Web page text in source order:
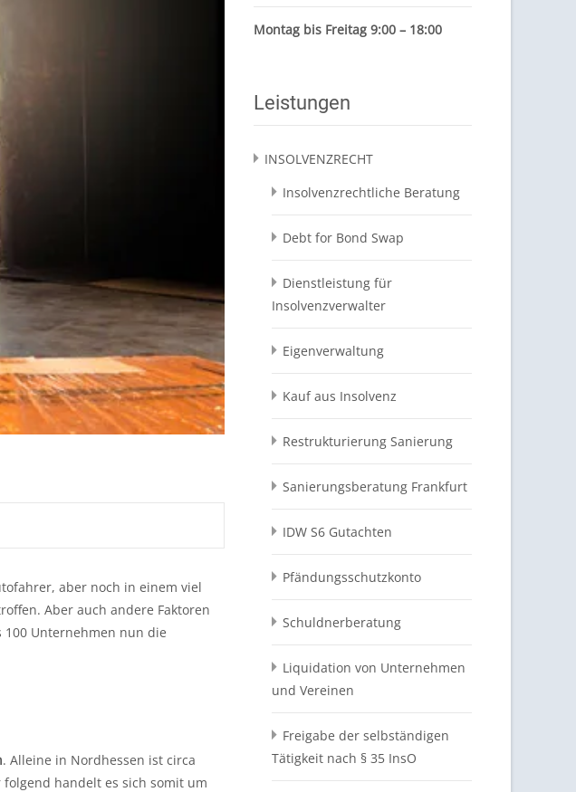
aber noch in einem viel
Aber auch andere Faktoren
Unternehmen nun die
. Alleine in Nordhessen ist circa
handelt es sich somit um
Montag bis Freitag 9:00 – 18:00
Leistungen
INSOLVENZRECHT
Insolvenzrechtliche Beratung
Debt for Bond Swap
Dienstleistung für
Insolvenzverwalter
Eigenverwaltung
Kauf aus Insolvenz
Restrukturierung Sanierung
Sanierungsberatung Frankfurt
IDW S6 Gutachten
Pfändungsschutzkonto
Schuldnerberatung
Liquidation von Unternehmen
und Vereinen
Freigabe der selbständigen
Tätigkeit nach § 35 InsO